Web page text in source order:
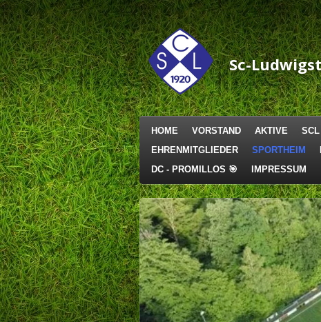
Zum
Hauptinhalt
springen
Sc-
HOME VORSTAND AKTIVE
EHRENMITGLIEDER
SPORTHEIM
DC - PROMILLOS 🎯
IMPRESSUM